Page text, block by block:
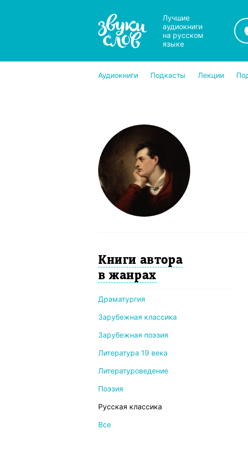
Лучшие
аудиокниги
на русском
языке
Аудиокниги Подкасты Лекции
Книги автора
в жанрах
Драматургия
Зарубежная классика
Зарубежная поэзия
Литература 19 века
Литературоведение
Поэзия
Русская классика
Все